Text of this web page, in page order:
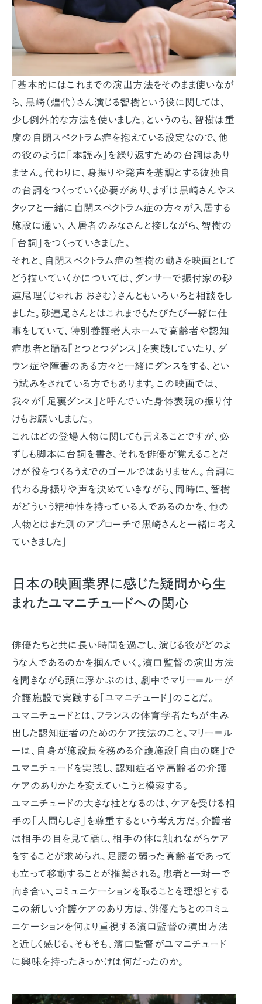
「基本的にはこれまでの演出方法をそのまま使いなが
ら、黒崎（煌代）さん演じる智樹という役に関しては、
少し例外的な方法を使いました。というのも、智樹は重
度の自閉スペクトラム症を抱えている設定なので、他
の役のように「本読み」を繰り返すための台詞はあり
ません。代わりに、身振りや発声を基調とする彼独自
の台詞をつくっていく必要があり、まずは黒崎さんやス
タッフと一緒に自閉スペクトラム症の方々が入居する
施設に通い、入居者のみなさんと接しながら、智樹の
「台詞」をつくっていきました。
それと、自閉スペクトラム症の智樹の動きを映画として
どう描いていくかについては、ダンサーで振付家の砂
連尾理（じゃれお おさむ）さんともいろいろと相談をし
ました。砂連尾さんとはこれまでもたびたび一緒に仕
事をしていて、特別養護老人ホームで高齢者や認知
症患者と踊る「とつとつダンス」を実践していたり、ダ
ウン症や障害のある方々と一緒にダンスをする、とい
う試みをされている方でもあります。この映画では、
我々が「足裏ダンス」と呼んでいた身体表現の振り付
けもお願いしました。
これはどの登場人物に関しても言えることですが、必
ずしも脚本に台詞を書き、それを俳優が覚えることだ
けが役をつくるうえでのゴールではありません。台詞に
代わる身振りや声を決めていきながら、同時に、智樹
がどういう精神性を持っている人であるのかを、他の
人物とはまた別のアプローチで黒崎さんと一緒に考え
ていきました」
日本の映画業界に感じた疑問から生
まれたユマニチュードへの関心
俳優たちと共に長い時間を過ごし、演じる役がどのよ
うな人であるのかを掴んでいく。濱口監督の演出方法
を聞きながら頭に浮かぶのは、劇中でマリー＝ルーが
介護施設で実践する「ユマニチュード」のことだ。
ユマニチュードとは、フランスの体育学者たちが生み
出した認知症者のためのケア技法のこと。マリー＝ル
ーは、自身が施設長を務める介護施設「自由の庭」で
ユマニチュードを実践し、認知症者や高齢者の介護
ケアのありかたを変えていこうと模索する。
ユマニチュードの大きな柱となるのは、ケアを受ける相
手の「人間らしさ」を尊重するという考え方だ。介護者
は相手の目を見て話し、相手の体に触れながらケア
をすることが求められ、足腰の弱った高齢者であって
も立って移動することが推奨される。患者と一対一で
向き合い、コミュニケーションを取ることを理想とする
この新しい介護ケアのあり方は、俳優たちとのコミュ
ニケーションを何より重視する濱口監督の演出方法
と近しく感じる。そもそも、濱口監督がユマニチュード
に興味を持ったきっかけは何だったのか。